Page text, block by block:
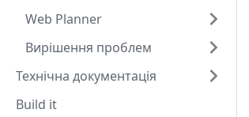
Web Planner
Вирішення проблем
Технічна документація
Build it